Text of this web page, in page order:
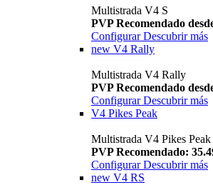
Multistrada V4 S
PVP Recomendado
Configurar Descubrir más
new V4 Rally
Multistrada V4 Rally
PVP Recomendado
Configurar Descubrir más
V4 Pikes Peak
Multistrada V4 Pikes Peak
PVP Recomendado:
Configurar Descubrir más
new V4 RS